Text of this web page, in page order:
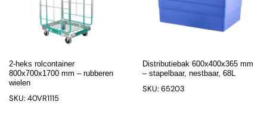
2-heks rolcontainer
800x700x1700 mm – rubberen
wielen
SKU: 40VR1115
Distributiebak 600x400x365 mm
– stapelbaar, nestbaar, 68L
SKU: 65203